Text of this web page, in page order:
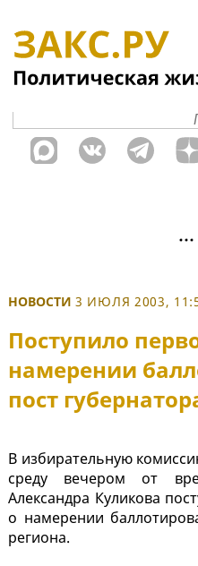
НОВОСТИ 3 ИЮЛЯ 2003,
Поступило
намерении
пост
В избирательную
среду вечером от
Александра Куликова
о намерении
региона.